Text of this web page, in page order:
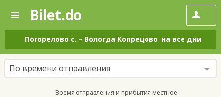
—
Поиск
и
покупка
билетов
на
автобус
онлайн
Bilet.do
Погорелово с. – Вологда Копрецово на все дни
По времени отправления
Время отправления и прибытия местное